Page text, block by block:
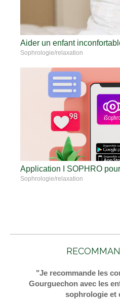
Aider un enfant
Sophrologie/relaxation
Application I SOPHRO
Sophrologie/relaxation
"Je recommande les
Gourguechon avec les
sophrologie et